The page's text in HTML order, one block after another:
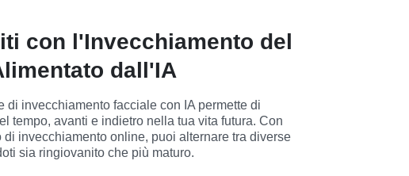
con l'Invecchiamento del
dall'IA
di invecchiamento facciale con IA permette di
tempo, avanti e indietro nella tua vita futura. Con
di invecchiamento online, puoi alternare tra diverse
sia ringiovanito che più maturo.